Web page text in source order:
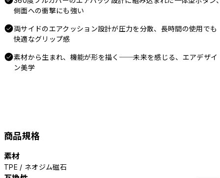
側面への衝撃にも強い
両サイドのエアクッション設計が圧力を分散、長時間の使用でも
快適なグリップ感
素材から生まれ、機能が形を描く──未来を感じる、エアデザイ
ン美学
商品規格
素材
TPE / ネオジム磁石